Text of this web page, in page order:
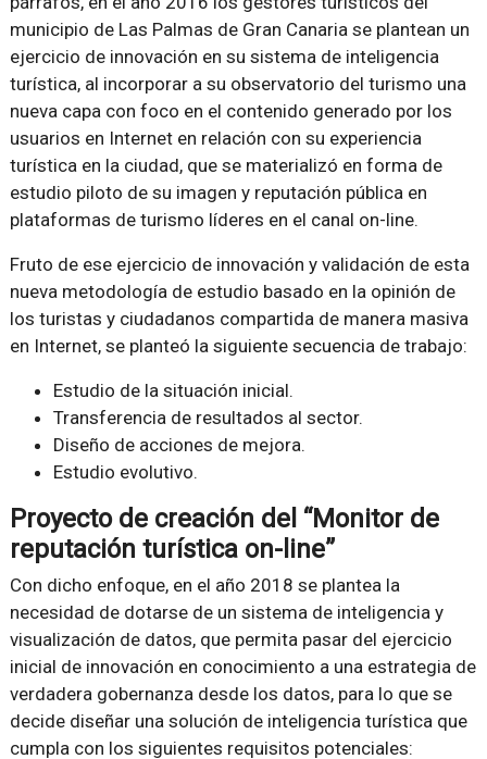
municipio de Las Palmas de Gran Canaria se plantean un
ejercicio de innovación en su sistema de inteligencia
turística, al incorporar a su observatorio del turismo una
nueva capa con foco en el contenido generado por los
usuarios en Internet en relación con su experiencia
turística en la ciudad, que se materializó en forma de
estudio piloto de su imagen y reputación pública en
plataformas de turismo líderes en el canal on-line.
Fruto de ese ejercicio de innovación y validación de esta
nueva metodología de estudio basado en la opinión de
los turistas y ciudadanos compartida de manera masiva
en Internet, se planteó la siguiente secuencia de trabajo:
Estudio de la situación inicial.
Transferencia de resultados al sector.
Diseño de acciones de mejora.
Estudio evolutivo.
Proyecto de creación del “Monitor de
reputación turística on-line”
Con dicho enfoque, en el año 2018 se plantea la
necesidad de dotarse de un sistema de inteligencia y
visualización de datos, que permita pasar del ejercicio
inicial de innovación en conocimiento a una estrategia de
verdadera gobernanza desde los datos, para lo que se
decide diseñar una solución de inteligencia turística que
cumpla con los siguientes requisitos potenciales: